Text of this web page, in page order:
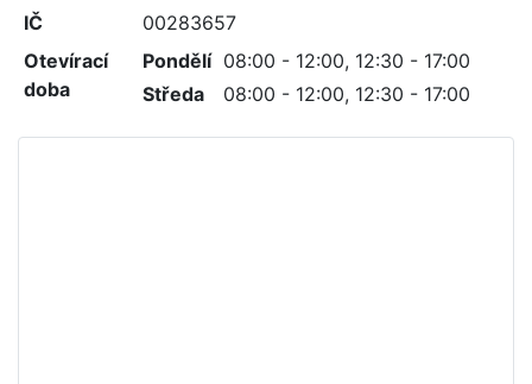
IČ
00283657
Otevírací
doba
Pondělí 08:00 - 12:00, 12:30 - 17:00
Středa
08:00 - 12:00, 12:30 - 17:00